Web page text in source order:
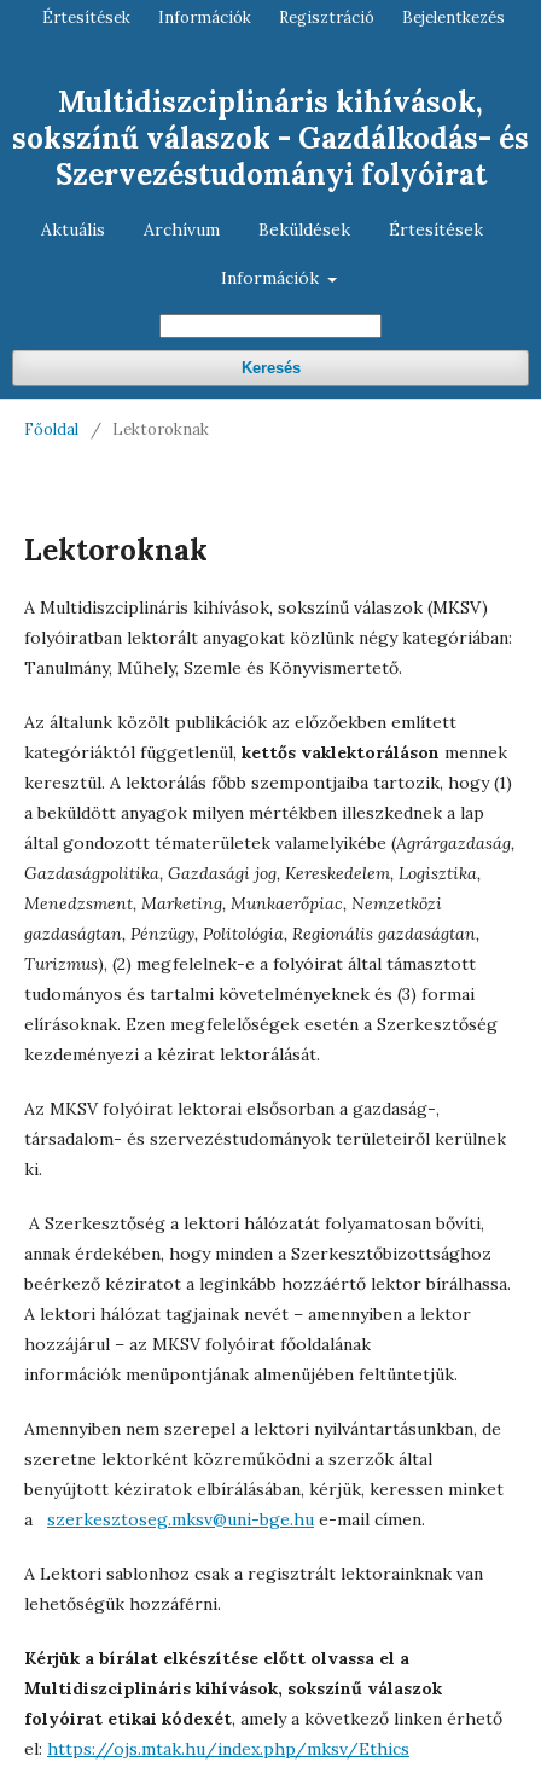
Multidiszciplináris kihívások,
sokszínű válaszok - Gazdálkodás- és
Szervezéstudományi folyóirat
Aktuális Archívum Beküldések Értesítések
Információk
Keresés
Értesítések Információk Regisztráció Bejelentkezés
Főoldal / Lektoroknak
Lektoroknak
A Multidiszciplináris kihívások, sokszínű válaszok (MKSV)
folyóiratban lektorált anyagokat közlünk négy kategóriában:
Tanulmány, Műhely, Szemle és Könyvismertető.
Az általunk közölt publikációk az előzőekben említett
kategóriáktól függetlenül, kettős vaklektoráláson mennek
keresztül. A lektorálás főbb szempontjaiba tartozik, hogy (1)
a beküldött anyagok milyen mértékben illeszkednek a lap
által gondozott tématerületek valamelyikébe (Agrárgazdaság,
Gazdaságpolitika, Gazdasági jog, Kereskedelem, Logisztika,
Menedzsment, Marketing, Munkaerőpiac, Nemzetközi
gazdaságtan, Pénzügy, Politológia, Regionális gazdaságtan,
Turizmus), (2) megfelelnek-e a folyóirat által támasztott
tudományos és tartalmi követelményeknek és (3) formai
elírásoknak. Ezen megfelelőségek esetén a Szerkesztőség
kezdeményezi a kézirat lektorálását.
Az MKSV folyóirat lektorai elsősorban a gazdaság-,
társadalom- és szervezéstudományok területeiről kerülnek
ki.
A Szerkesztőség a lektori hálózatát folyamatosan bővíti,
annak érdekében, hogy minden a Szerkesztőbizottsághoz
beérkező kéziratot a leginkább hozzáértő lektor bírálhassa.
A lektori hálózat tagjainak nevét – amennyiben a lektor
hozzájárul – az MKSV folyóirat főoldalának
információk menüpontjának almenüjében feltüntetjük.
Amennyiben nem szerepel a lektori nyilvántartásunkban, de
szeretne lektorként közreműködni a szerzők által
benyújtott kéziratok elbírálásában, kérjük, keressen minket
a szerkesztoseg.mksv@uni-bge.hu e-mail címen.
A Lektori sablonhoz csak a regisztrált lektorainknak van
lehetőségük hozzáférni.
Kérjük a bírálat elkészítése előtt olvassa el a
Multidiszciplináris kihívások, sokszínű válaszok
folyóirat etikai kódexét, amely a következő linken érhető
el: https://ojs.mtak.hu/index.php/mksv/Ethics